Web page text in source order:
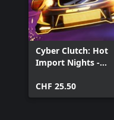
Cyber Clutch: Hot
Import Nights -
CHF 25.50